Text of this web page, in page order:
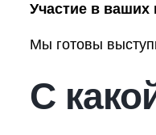
Участие в ваших
Мы готовы
С